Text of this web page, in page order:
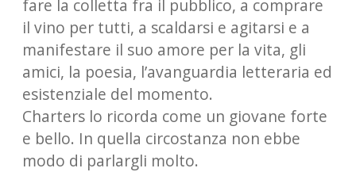
fare la colletta fra il pubblico, a comprare
il vino per tutti, a scaldarsi e agitarsi e a
manifestare il suo amore per la vita, gli
amici, la poesia, l’avanguardia letteraria ed
esistenziale del momento.
Charters lo ricorda come un giovane forte
e bello. In quella circostanza non ebbe
modo di parlargli molto.